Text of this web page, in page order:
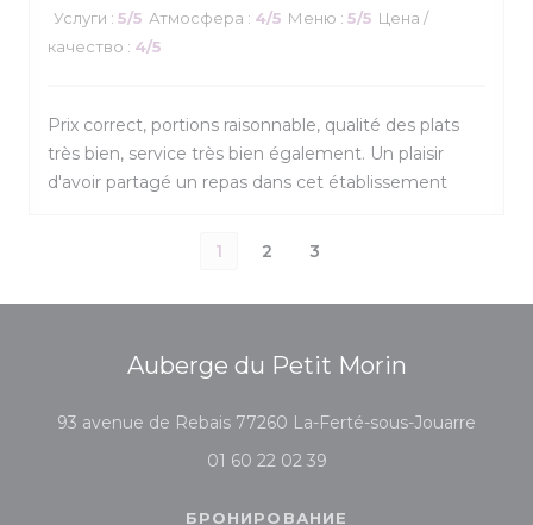
Услуги : 5/5 Атмосфера : 4/5 Меню : 5/5 Цена /
качество : 4/5
Prix correct, portions raisonnable, qualité des plats
très bien, service très bien également. Un plaisir
d'avoir partagé un repas dans cet établissement
1 2 3
Auberge du Petit Morin
93 avenue de Rebais 77260 La-Ferté-sous-Jouarre
01 60 22 02 39
БРОНИРОВАНИЕ